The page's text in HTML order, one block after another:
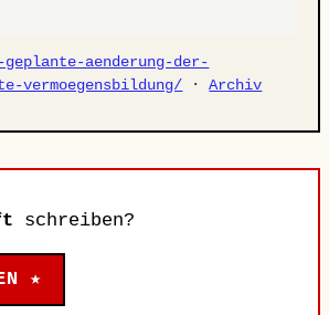
aenderung-der-
·Archiv
schreiben?
★